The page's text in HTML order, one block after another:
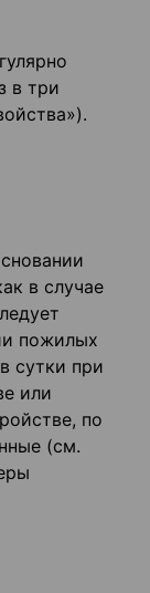
в три
в случае
пожилых
сутки при
или
по
(см.